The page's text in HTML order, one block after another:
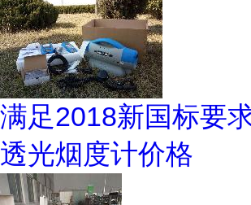
满足2018新国标要
透光烟度计价格